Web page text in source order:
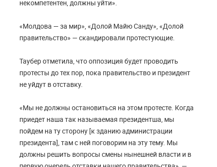
некомпетентен, должны уйти».
«Молдова — за мир», «Долой Майю Санду», «Долой
правительство» — скандировали протестующие.
Таубер отметила, что оппозиция будет проводить
протесты до тех пор, пока правительство и президент
не уйдут в отставку.
«Мы не должны остановиться на этом протесте. Когда
приедет наша так называемая президентша, мы
пойдем на ту сторону [к зданию администрации
президента], там с ней поговорим на эту тему. Мы
должны решить вопросы смены нынешней власти и в